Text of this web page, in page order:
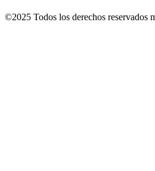
©2025 Todos los derechos